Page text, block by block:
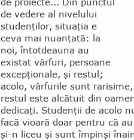
de vedere al ni­velului
studenţilor, situaţia e
ceva mai nuanţată: la
noi, în­totdeauna au
existat vârfuri, persoane
ex­cepţionale, şi restul;
acolo, vârfurile sunt
restul este alcătuit din
dedicaţi. Studenţii de acolo
facă vi­oară doar pentru că
şi-n liceu şi sunt împinşi